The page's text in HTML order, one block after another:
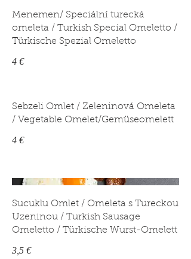
Menemen/ Speciální turecká
omeleta / Turkish Special Omeletto /
Türkische Spezial Omeletto
4 €
Sebzeli Omlet / Zeleninová Omeleta
/ Vegetable Omelet/Gemüseomelett
4 €
Sucuklu Omlet / Omeleta s Tureckou
Uzeninou / Turkish Sausage
Omeletto / Türkische Wurst-Omelett
3,5 €